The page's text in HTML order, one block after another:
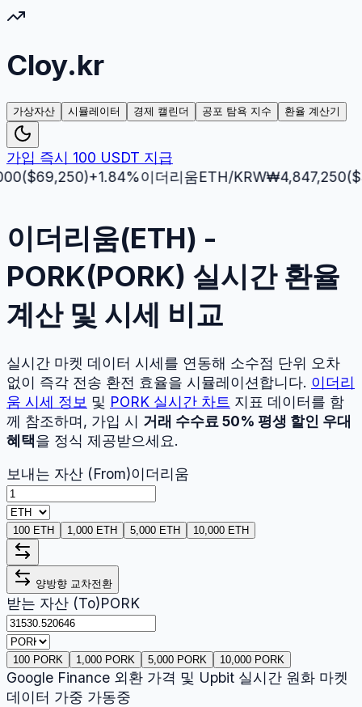
Cloy.kr
가상자산 시뮬레이터 경제 캘린더 공포 탐욕 지수 환율 계산기
가입 즉시 100 USDT 지급
69,250)+1.84%이더리움ETH/KRW₩4,847,250($
이더리움(ETH) -
PORK(PORK) 실시간 환율
계산 및 시세 비교
실시간 마켓 데이터 시세를 연동해 소수점 단위 오차
없이 즉각 전송 환전 효율을 시뮬레이션합니다. 이더리
움 시세 정보 및 PORK 실시간 차트 지표 데이터를 함
께 참조하며, 가입 시 거래 수수료 50% 평생 할인 우대
혜택을 정식 제공받으세요.
보내는 자산 (From)이더리움
100 ETH 1,000 ETH 5,000 ETH 10,000 ETH
양방향 교차전환
받는 자산 (To)PORK
100 PORK 1,000 PORK 5,000 PORK 10,000 PORK
Google Finance 외환 가격 및 Upbit 실시간 원화 마켓
데이터 가중 가동중